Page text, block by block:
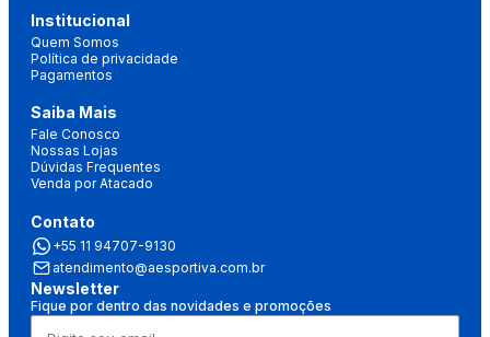
Institucional
Quem Somos
Política de privacidade
Pagamentos
Saiba Mais
Fale Conosco
Nossas Lojas
Dúvidas Frequentes
Venda por Atacado
Contato
+55 11 94707-9130
atendimento@aesportiva.com.br
Newsletter
Fique por dentro das novidades e promoções